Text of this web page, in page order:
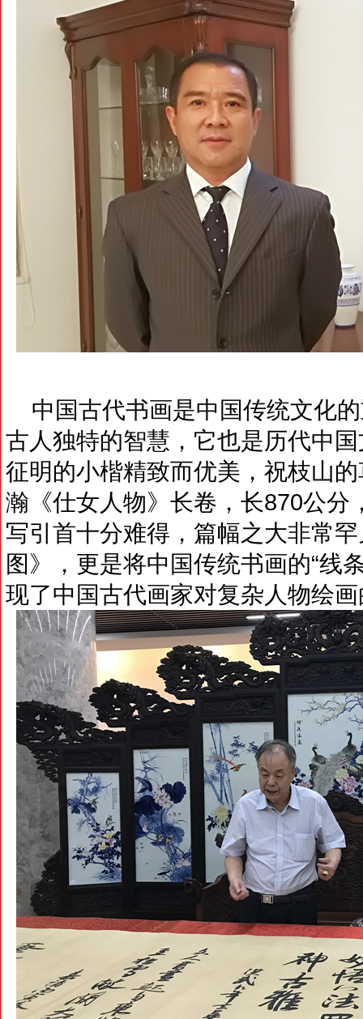
中国古代书画是中国传统文化
古人独特的智慧，它也是历代中
征明的小楷精致而优美，祝枝山
瀚《仕女人物》长卷，长870公分
写引首十分难得，篇幅之大非常
图》，更是将中国传统书画的“线
现了中国古代画家对复杂人物绘